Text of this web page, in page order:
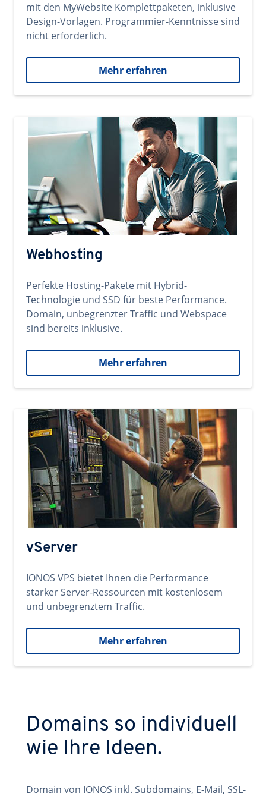
mit den MyWebsite Komplettpaketen, inklusive
Design-Vorlagen. Programmier-Kenntnisse sind
nicht erforderlich.
Mehr erfahren
Webhosting
Perfekte Hosting-Pakete mit Hybrid-
Technologie und SSD für beste Performance.
Domain, unbegrenzter Traffic und Webspace
sind bereits inklusive.
Mehr erfahren
vServer
IONOS VPS bietet Ihnen die Performance
starker Server-Ressourcen mit kostenlosem
und unbegrenztem Traffic.
Mehr erfahren
Domains so individuell
wie Ihre Ideen.
Domain von IONOS inkl. Subdomains, E-Mail, SSL-